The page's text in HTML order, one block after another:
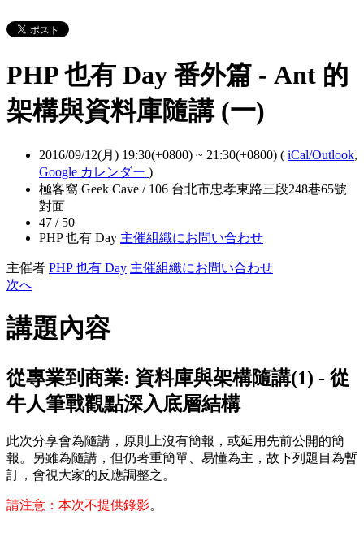
PHP 也有 Day 番外篇 - Ant 的
架構與資料庫隨講 (一)
2016/09/12(月) 19:30(+0800) ~ 21:30(+0800) ( iCal/Outlook,
Google カレンダー )
極客窩 Geek Cave / 106 台北市忠孝東路三段248巷65號
對面
47 / 50
PHP 也有 Day 主催組織にお問い合わせ
主催者 PHP 也有 Day 主催組織にお問い合わせ
次へ
講題內容
從專業到商業: 資料庫與架構隨講(1) - 從
牛人筆戰觀點深入底層結構
此次分享會為隨講，原則上沒有簡報，或延用先前公開的簡
報。另雖為隨講，但仍著重簡單、易懂為主，故下列題目為暫
訂，會視大家的反應調整之。
請注意：本次不提供錄影。